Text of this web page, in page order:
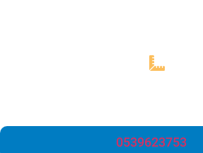
0539623753